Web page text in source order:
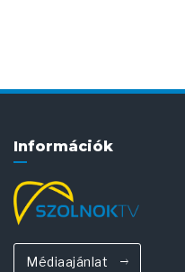
Információk
Médiaajánlat